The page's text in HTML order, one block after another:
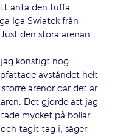
anta den tuffa
Iga Swiatek från
den stora arenan
konstigt nog
avståndet helt
arenor där det är
Det gjorde att jag
mycket på bollar
tagit tag i, säger